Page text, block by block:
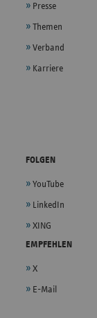
Presse
Themen
Verband
Karriere
FOLGEN
YouTube
LinkedIn
XING
EMPFEHLEN
X
E-Mail